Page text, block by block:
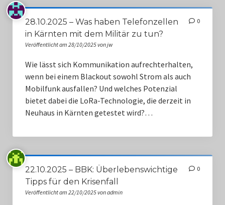
28.10.2025 – Was haben Telefonzellen
in Kärnten mit dem Militär zu tun?
Veröffentlicht am 28/10/2025 von jw
0
Wie lässt sich Kommunikation aufrechterhalten,
wenn bei einem Blackout sowohl Strom als auch
Mobilfunk ausfallen? Und welches Potenzial
bietet dabei die LoRa-Technologie, die derzeit in
Neuhaus in Kärnten getestet wird?…
22.10.2025 – BBK: Überlebenswichtige
Tipps für den Krisenfall
Veröffentlicht am 22/10/2025 von admin
0